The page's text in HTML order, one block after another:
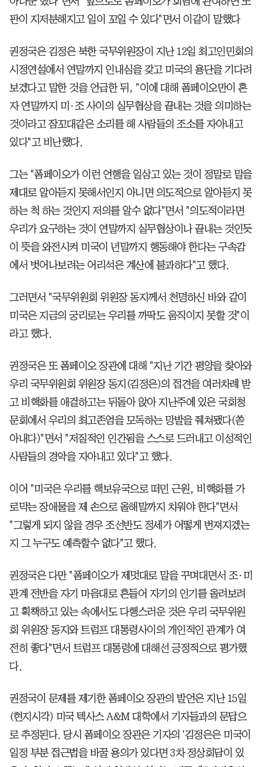
판이 지저분해지고 일이 꼬일 수 있다"면서 이같이 말했다
권정국은 김정은 북한 국무위원장이 지난 12일 최고인민회의
시정연설에서 연말까지 인내심을 갖고 미국의 용단을 기다려
보겠다고 말한 것을 언급한 뒤, "이에 대해 폼페이오만이 혼
자 연말까지 미·조 사이의 실무협상을 끝내는 것을 의미하는
것이라고 잠꼬대같은 소리를 해 사람들의 조소를 자아내고
있다"고 비난했다.
그는 "폼페이오가 이런 언행을 일삼고 있는 것이 정말로 말을
제대로 알아듣지 못해서인지 아니면 의도적으로 알아듣지 못
하는 척 하는 것인지 저의를 알수 없다"면서 "의도적이라면
우리가 요구하는 것이 연말까지 실무협상이나 끝내는 것인듯
이 뜻을 와전시켜 미국이 년말까지 행동해야 한다는 구속감
에서 벗어나보려는 어리석은 계산에 불과하다"고 했다.
그러면서 "국무위원회 위원장 동지께서 천명하신 바와 같이
미국은 지금의 궁리로는 우리를 까딱도 움직이지 못할 것"이
라고 했다.
권정국은 또 폼페이오 장관에 대해 "지난 기간 평양을 찾아와
우리 국무위원회 위원장 동지(김정은)의 접견을 여러차례 받
고 비핵화를 애걸하고는 뒤돌아 앉아 지난주에 있은 국회청
문회에서 우리의 최고존엄을 모독하는 망발을 줴쳐됐다(쏟
아내다)"면서 "저질적인 인간됨을 스스로 드러내고 이성적인
사람들의 경악을 자아내고 있다"고 했다.
이어 "미국은 우리를 핵보유국으로 떠민 근원, 비핵화를 가
로막는 장애물을 제 손으로 올해말까지 치워야 한다"면서
"그렇게 되지 않을 경우 조선반도 정세가 어떻게 번져지겠는
지 그 누구도 예측할수 없다"고 했다.
권정국은 다만 "폼페이오가 제멋대로 말을 꾸며대면서 조·미
관계 전반을 자기 마음대로 흔들어 자기의 인기를 올려보려
고 획책하고 있는 속에서도 다행스러운 것은 우리 국무위원
회 위원장 동지와 트럼프 대통령사이의 개인적인 관계가 여
전히 좋다"면서 트럼프 대통령에 대해선 긍정적으로 평가했
다.
권정국이 문제를 제기한 폼페이오 장관의 발언은 지난 15일
(현지시각) 미국 텍사스 A&M 대학에서 기자들과의 문답으
로 추정된다. 당시 폼페이오 장관은 기자의 '김정은은 미국이
일정 부분 접근법을 바꿀 용의가 있다면 3차 정상회담이 있